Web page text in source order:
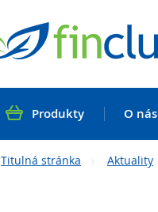
Produkty O nás
Titulná stránka Aktuality